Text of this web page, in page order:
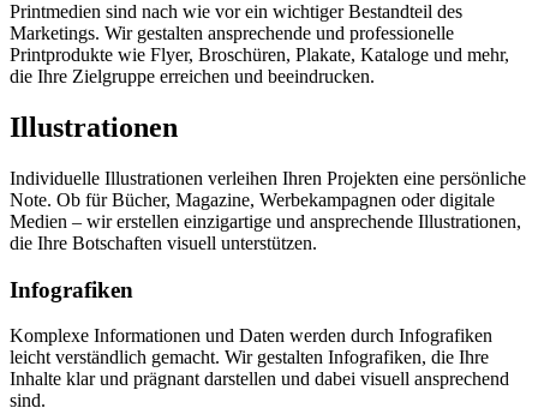
Printmedien sind nach wie vor ein wichtiger Bestandteil des
Marketings. Wir gestalten ansprechende und professionelle
Printprodukte wie Flyer, Broschüren, Plakate, Kataloge und mehr,
die Ihre Zielgruppe erreichen und beeindrucken.
Illustrationen
Individuelle Illustrationen verleihen Ihren Projekten eine persönliche
Note. Ob für Bücher, Magazine, Werbekampagnen oder digitale
Medien – wir erstellen einzigartige und ansprechende Illustrationen,
die Ihre Botschaften visuell unterstützen.
Infografiken
Komplexe Informationen und Daten werden durch Infografiken
leicht verständlich gemacht. Wir gestalten Infografiken, die Ihre
Inhalte klar und prägnant darstellen und dabei visuell ansprechend
sind.